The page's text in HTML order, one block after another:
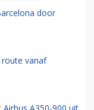
door
vanaf